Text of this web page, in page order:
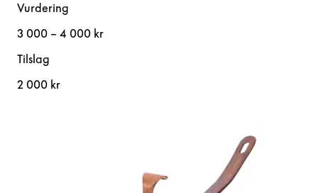
Vurdering
3 000 – 4 000 kr
Tilslag
2 000 kr